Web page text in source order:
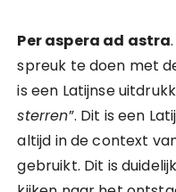
Per aspera ad astra
spreuk te doen met
is een Latijnse
sterren”. Dit is een
altijd in de context
gebruikt. Dit is